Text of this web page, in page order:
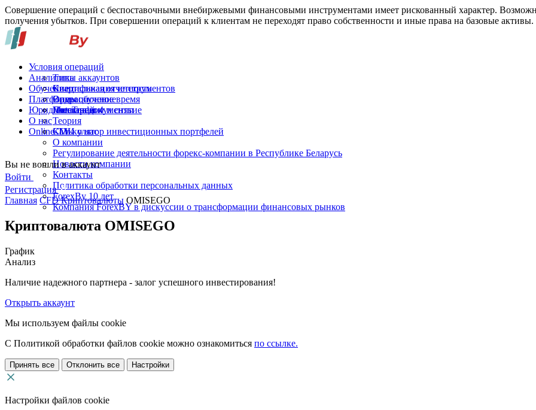
Совершение операций с беспоставочными внебиржевыми финансовыми инструментами имеет рискованный характер.
получения убытков. При совершении операций к клиентам не переходят право собственности и иные права на базовые активы.
Условия операций
Типы аккаунтов
Спецификация инструментов
Операционное время
Пополнение и снятие
Аналитика
Квартальная отчетность
Обучение
Видеообучение
Глоссарий
Теория
Калькулятор инвестиционных портфелей
Платформы
MetaTrader 4
Юридические документы
О нас
СМИ о нас
О компании
Регулирование деятельности форекс-компании в Республике Беларусь
Новости компании
Контакты
Политика обработки персональных данных
ForexBy 10 лет
Компания ForexBY в дискуссии о трансформации финансовых рынков
Online-TV
Вы не вошли в аккаунт
Войти
Регистрация
Главная CFD Криптовалюты OMISEGO
Криптовалюта OMISEGO
График
Анализ
Наличие надежного партнера - залог успешного инвестирования!
Открыть аккаунт
Мы используем файлы cookie
С Политикой обработки файлов cookie можно ознакомиться по ссылке.
Принять все Отклонить все Настройки
Настройки файлов cookie